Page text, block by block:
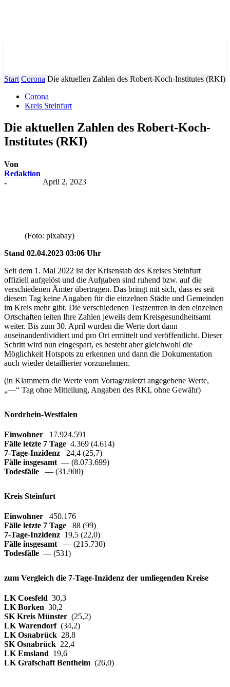
Start Corona Die aktuellen Zahlen des Robert-Koch-Institutes (RKI)
Corona
Kreis Steinfurt
Die aktuellen Zahlen des Robert-Koch-
Institutes (RKI)
Von
Redaktion
-
April 2, 2023
(Foto: pixabay)
Stand 02.04.2023 03:06 Uhr
Seit dem 1. Mai 2022 ist der Krisenstab des Kreises Steinfurt
offiziell aufgelöst und die Aufgaben sind ruhend bzw. auf die
verschiedenen Ämter übertragen. Das bringt mit sich, dass es seit
diesem Tag keine Angaben für die einzelnen Städte und Gemeinden
im Kreis mehr gibt. Die verschiedenen Testzentren in den einzelnen
Ortschaften leiten Ihre Zahlen jeweils dem Kreisgesundheitsamt
weiter. Bis zum 30. April wurden die Werte dort dann
auseinanderdividiert und pro Ort ermittelt und veröffentlicht. Dieser
Schritt wird nun eingespart, es besteht aber gleichwohl die
Möglichkeit Hotspots zu erkennen und dann die Dokumentation
auch wieder detaillierter vorzunehmen.
(in Klammern die Werte vom Vortag/zuletzt angegebene Werte,
„—“ Tag ohne Mitteilung, Angaben des RKI, ohne Gewähr)
Nordrhein-Westfalen
Einwohner 17.924.591
Fälle letzte 7 Tage 4.369 (4.614)
7-Tage-Inzidenz 24,4 (25,7)
Fälle insgesamt — (8.073.699)
Todesfälle — (31.900)
Kreis Steinfurt
Einwohner 450.176
Fälle letzte 7 Tage 88 (99)
7-Tage-Inzidenz 19,5 (22,0)
Fälle insgesamt
— (215.730)
Todesfälle — (531)
zum Vergleich die 7-Tage-Inzidenz der umliegenden Kreise
LK Coesfeld 30,3
LK Borken 30,2
SK Kreis Münster (25,2)
LK Warendorf(34,2)
LK Osnabrück 28,8
SK Osnabrück 22,4
LK Emsland 19,6
LK Grafschaft Bentheim (26,0)